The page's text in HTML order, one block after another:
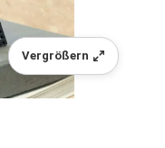
Vergrößern